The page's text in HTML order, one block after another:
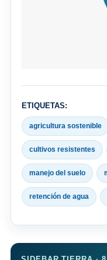
ETIQUETAS:
agricultura sostenible
cultivos resistentes
manejo del suelo
retención de agua